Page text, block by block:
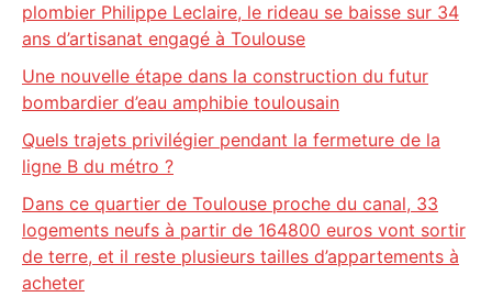
plombier Philippe Leclaire, le rideau se baisse sur 34
ans d’artisanat engagé à Toulouse
Une nouvelle étape dans la construction du futur
bombardier d’eau amphibie toulousain
Quels trajets privilégier pendant la fermeture de la
ligne B du métro ?
Dans ce quartier de Toulouse proche du canal, 33
logements neufs à partir de 164800 euros vont sortir
de terre, et il reste plusieurs tailles d’appartements à
acheter